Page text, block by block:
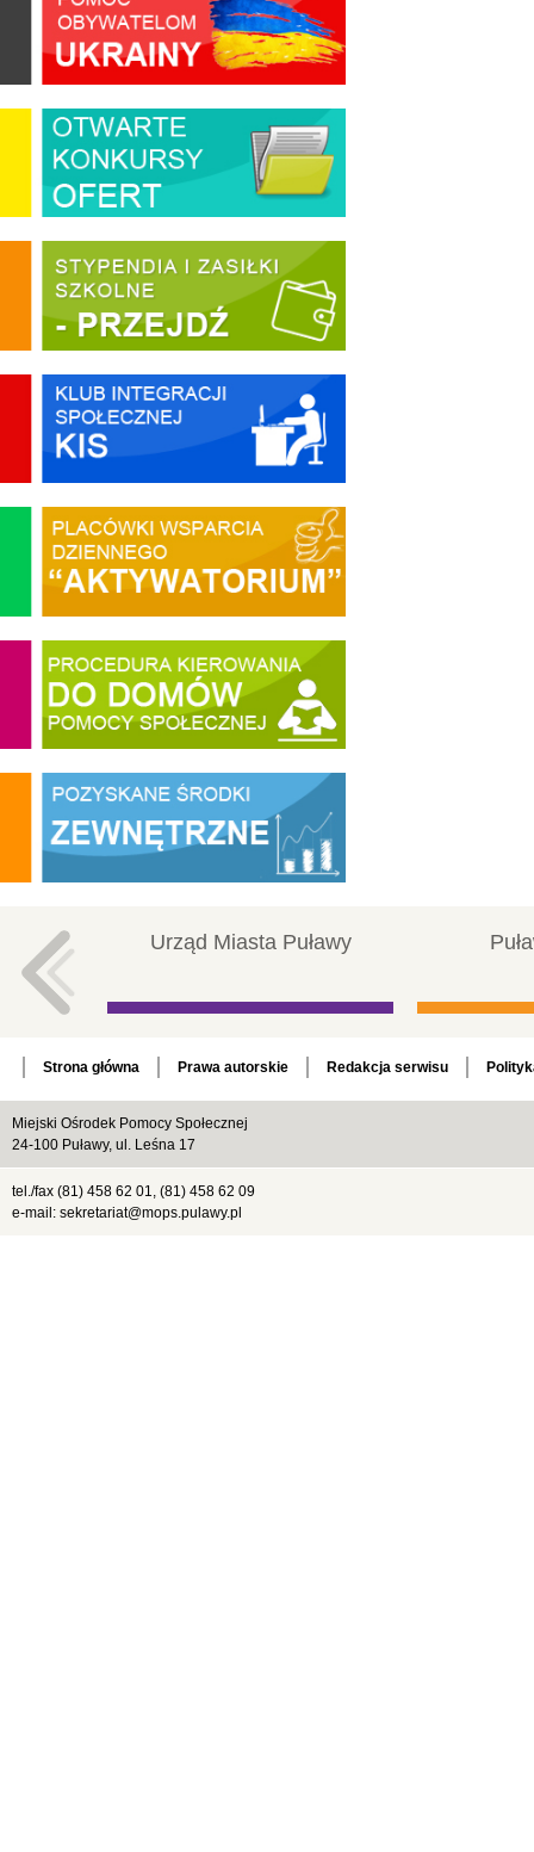
Urząd Miasta Puławy
Strona główna Prawa autorskie Redakcja serwisu
Miejski Ośrodek Pomocy Społecznej
24-100 Puławy, ul. Leśna 17
tel./fax (81) 458 62 01, (81) 458 62 09
e-mail: sekretariat@mops.pulawy.pl